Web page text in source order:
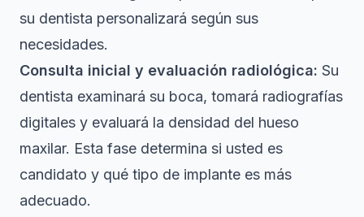
su dentista personalizará según sus
necesidades.
Consulta inicial y evaluación radiológica: Su
dentista examinará su boca, tomará radiografías
digitales y evaluará la densidad del hueso
maxilar. Esta fase determina si usted es
candidato y qué tipo de implante es más
adecuado.